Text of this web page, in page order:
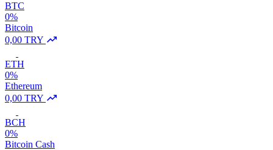
BTC
0%
Bitcoin
0,00 TRY
ETH
0%
Ethereum
0,00 TRY
BCH
0%
Bitcoin Cash